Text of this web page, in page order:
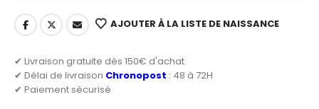
AJOUTER À LA LISTE DE NAISSANCE
✔ Livraison gratuite dès 150€ d'achat
✔ Délai de livraison Chronopost : 48 à 72H
✔ Paiement sécurisé